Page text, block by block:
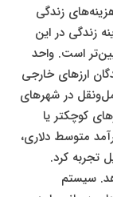
زندگی
زندگی در این
است. واحد
ارزهای خارجی
در شهرهای
کوچکتر یا
متوسط دلاری،
تجربه کرد.
سیستم